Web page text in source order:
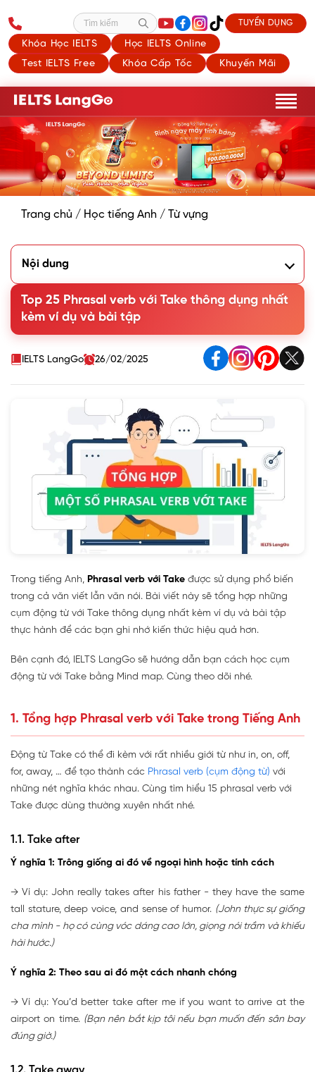
Khóa Học IELTS
Học IELTS Online
Test IELTS Free
Khóa Cấp Tốc Khuyến Mãi
Tìm kiếm TUYỂN DỤNG
Trang chủ / Học tiếng Anh / Từ vựng
Nội dung
1.1. Take after
1.2. Take away
1.5. Take down
1.8. Take off
1.9. Take over
1.11. Take apart
1.13. Take out on
1.14. Take to
1.15. Take through
1.16. Take against
1.17. Take away from
1.18. Take back to
1.20. Take in from
1.21. Take into
1.22. Take towards
1.23. Take off from
1.25. Take out of
2. Hướng dẫn cách học Phrasal verb with Take bằng Mind
map
Top 25 Phrasal verb với Take thông dụng nhất
kèm ví dụ và bài tập
IELTS LangGo 26/02/2025
Trong tiếng Anh, Phrasal verb với Take được sử dụng phổ biến
trong cả văn viết lẫn văn nói. Bài viết này sẽ tổng hợp những
cụm động từ với Take thông dụng nhất kèm ví dụ và bài tập
thực hành để các bạn ghi nhớ kiến thức hiệu quả hơn.
Bên cạnh đó, IELTS LangGo sẽ hướng dẫn bạn cách học cụm
động từ với Take bằng Mind map. Cùng theo dõi nhé.
1. Tổng hợp Phrasal verb với Take trong Tiếng Anh
Động từ Take có thể đi kèm với rất nhiều giới từ như in, on, off,
for, away, … để tạo thành các Phrasal verb (cụm động từ) với
những nét nghĩa khác nhau. Cùng tìm hiểu 15 phrasal verb với
Take được dùng thường xuyên nhất nhé.
1.1. Take after
Ý nghĩa 1: Trông giống ai đó về ngoại hình hoặc tính cách
→ Ví dụ: John really takes after his father - they have the same
tall stature, deep voice, and sense of humor. (John thực sự giống
cha mình - họ có cùng vóc dáng cao lớn, giọng nói trầm và khiếu
hài hước.)
Ý nghĩa 2: Theo sau ai đó một cách nhanh chóng
→ Ví dụ: You’d better take after me if you want to arrive at the
airport on time. (Bạn nên bắt kịp tôi nếu bạn muốn đến sân bay
đúng giờ.)